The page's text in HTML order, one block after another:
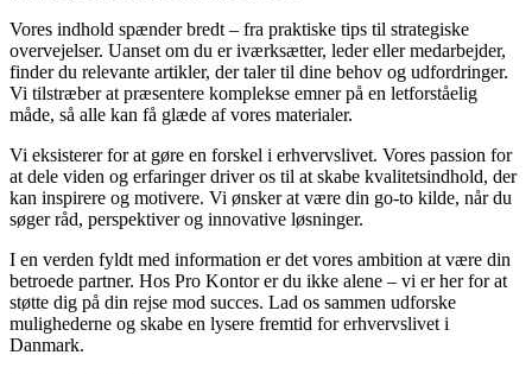
Vores indhold spænder bredt – fra praktiske tips til strategiske
overvejelser. Uanset om du er iværksætter, leder eller medarbejder,
finder du relevante artikler, der taler til dine behov og udfordringer.
Vi tilstræber at præsentere komplekse emner på en letforståelig
måde, så alle kan få glæde af vores materialer.
Vi eksisterer for at gøre en forskel i erhvervslivet. Vores passion for
at dele viden og erfaringer driver os til at skabe kvalitetsindhold, der
kan inspirere og motivere. Vi ønsker at være din go-to kilde, når du
søger råd, perspektiver og innovative løsninger.
I en verden fyldt med information er det vores ambition at være din
betroede partner. Hos Pro Kontor er du ikke alene – vi er her for at
støtte dig på din rejse mod succes. Lad os sammen udforske
mulighederne og skabe en lysere fremtid for erhvervslivet i
Danmark.